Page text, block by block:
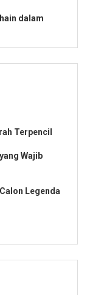
dalam
Terpencil
Wajib
Legenda